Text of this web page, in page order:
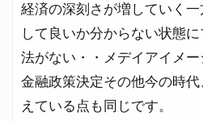
経済の深刻さが増していく
して良いか分からない状態
法がない・・メデイアイメ
金融政策決定その他今の時
えている点も同じです。